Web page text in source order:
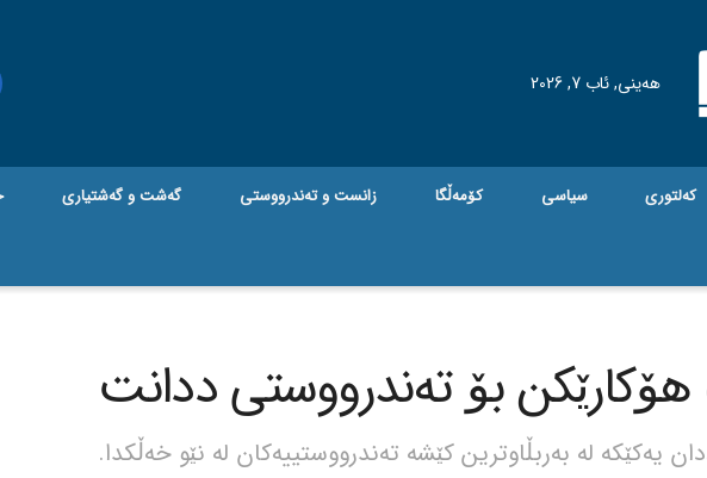
هه‌ینی, ئاب 7, 2026
کەلتوری سیاسی کۆمەڵگا زانست و تەندرووستی گه‌شت و گه‌شتیاری
هۆکارێکن بۆ تەندرووستی ددانت
یەکێکە لە بەربڵاوترین کێشە تەندرووستییەکان لە نێو خەڵکدا.